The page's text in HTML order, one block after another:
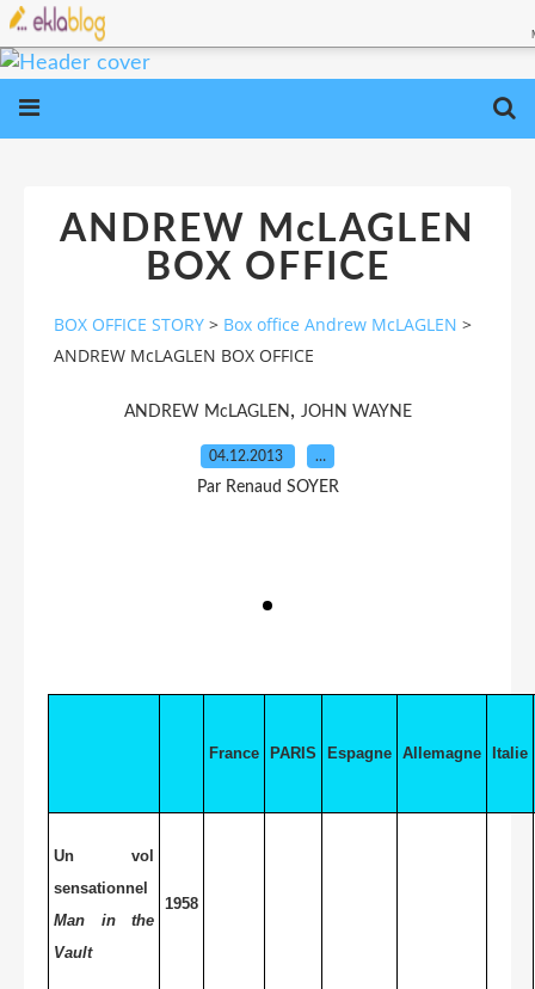
ANDREW McLAGLEN
BOX OFFICE
BOX OFFICE STORY > Box office Andrew McLAGLEN >
ANDREW McLAGLEN BOX OFFICE
ANDREW McLAGLEN , JOHN WAYNE
04.12.2013 …
Par Renaud SOYER
France PARIS Espagne Allemagne Italie
Un vol
sensationnel
Man in the
Vault
1958